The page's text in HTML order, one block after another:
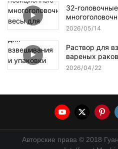
32-
лекарственных
2026 05 14
Раствор для
вареных раков
2026 04 22
Авторские права © 2018